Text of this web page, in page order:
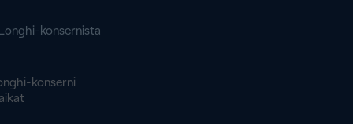
konsernista
konserni